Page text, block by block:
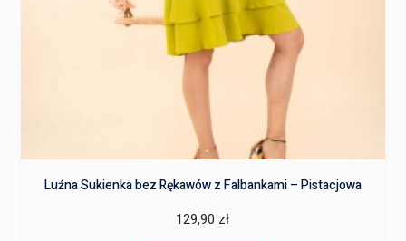
Luźna Sukienka bez Rękawów z Falbankami – Pistacjowa
129,90 zł